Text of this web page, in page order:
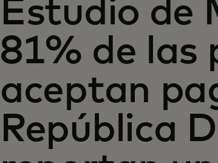
Estudio de
81% de las
aceptan
República